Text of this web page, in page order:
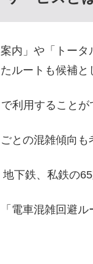
内」や「トー
ルートも候補と
利用することが
との混雑傾向も
下鉄、私鉄の65
電車混雑回避ル